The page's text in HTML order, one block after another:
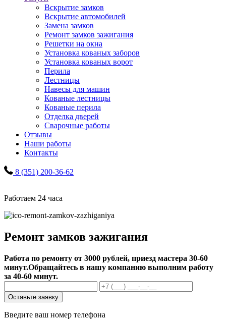
Вскрытие замков
Вскрытие автомобилей
Замена замков
Ремонт замков зажигания
Решетки на окна
Установка кованых заборов
Установка кованых ворот
Перила
Лестницы
Навесы для машин
Кованые лестницы
Кованые перила
Отделка дверей
Сварочные работы
Отзывы
Наши работы
Контакты
8 (351) 200-36-62
Работаем 24 часа
Ремонт замков зажигания
Работа по ремонту от 3000 рублей, приезд мастера 30-60
минут.Обращайтесь в нашу компанию выполним работу
за 40-60 минут.
Оставьте заявку
Введите ваш номер телефона